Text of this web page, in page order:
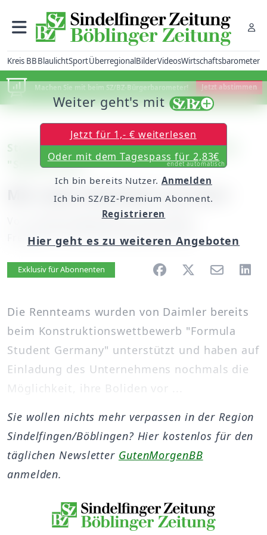
Kreis BBBlaulichtSportÜberregionalBilderVideosWirtschaftsbarometer
Machen Sie mit beim SZ/BZ-Bürgerbarometer! Jetzt abstimmen
Stuttgart: Großer Tag für Studenten bei
"Stars & cars"
Mit Lewis Hamilton am Start
unserem Mitarbeiter Peter Maier
Freitag, 07. November 2008, 00:00 Uhr
Artikel vorlesen
Exklusiv für Abonnenten
Die Rennteams wurden von Daimler bereits
beim Konstruktionswettbewerb "Formula
Student Germany" unterstützt und haben auf
Einladung des Unternehmens nochmals die
Möglichkeit, ihre Boliden vor ...
Weiter geht's mit
Jetzt für 1,- € weiterlesen
Oder mit dem Tagespass für 2,83€
endet automatisch
Ich bin bereits Nutzer. Anmelden
Ich bin SZ/BZ-Premium Abonnent.
Registrieren
Hier geht es zu weiteren Angeboten
Sie wollen nichts mehr verpassen in der Region
Sindelfingen/Böblingen? Hier kostenlos für den
täglichen Newsletter GutenMorgenBB
anmelden.